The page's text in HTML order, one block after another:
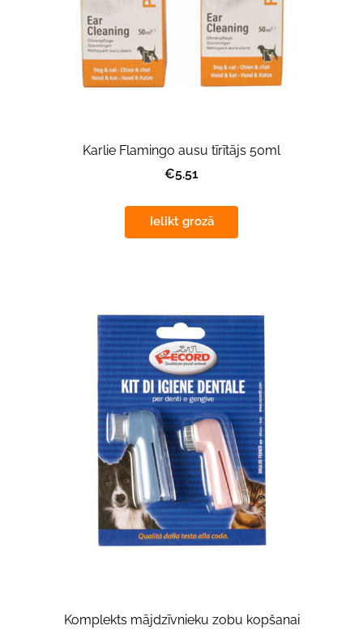
Karlie Flamingo ausu tīrītājs 50ml
€5.51
Ielikt grozā
Komplekts mājdzīvnieku zobu kopšanai